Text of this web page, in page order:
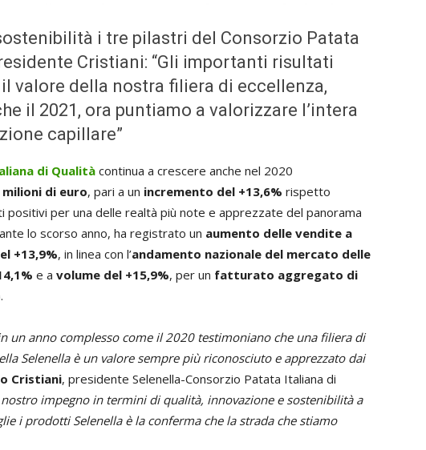
i tre pilastri del Consorzio Patata
Cristiani: “Gli importanti risultati
valore della nostra filiera di eccellenza,
il 2021, ora puntiamo a valorizzare l’intera
capillare”
di Qualità continua a crescere anche nel 2020
milioni di euro, pari a un incremento del +13,6% rispetto
positivi per una delle realtà più note e apprezzate del panorama
lo scorso anno, ha registrato un aumento delle vendite a
+13,9%, in linea con l’andamento nazionale del mercato delle
e a volume del +15,9%, per un fatturato aggregato di
un anno complesso come il 2020 testimoniano che una filiera di
Selenella è un valore sempre più riconosciuto e apprezzato dai
Cristiani, presidente Selenella-Consorzio Patata Italiana di
impegno in termini di qualità, innovazione e sostenibilità a
i prodotti Selenella è la conferma che la strada che stiamo